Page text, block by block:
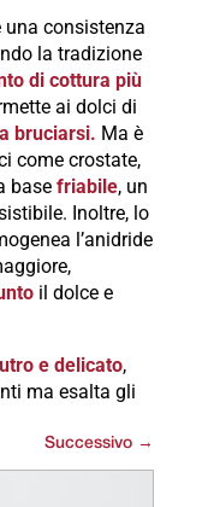
una consistenza
la tradizione
di cottura più
ai dolci di
bruciarsi. Ma è
come crostate,
base friabile, un
Inoltre, lo
l’anidride
il dolce e
e delicato,
ma esalta gli
Successivo →